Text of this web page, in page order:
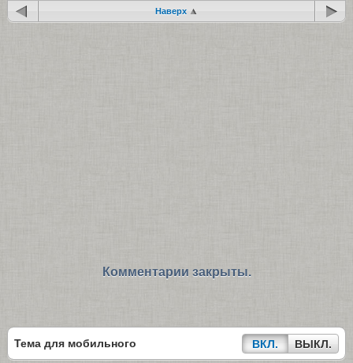
Наверх
Комментарии закрыты.
Тема для мобильного ВКЛ. ВЫКЛ.